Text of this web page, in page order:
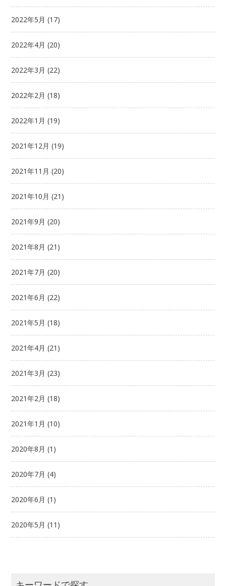
2022年5月 (17)
2022年4月 (20)
2022年3月 (22)
2022年2月 (18)
2022年1月 (19)
2021年12月 (19)
2021年11月 (20)
2021年10月 (21)
2021年9月 (20)
2021年8月 (21)
2021年7月 (20)
2021年6月 (22)
2021年5月 (18)
2021年4月 (21)
2021年3月 (23)
2021年2月 (18)
2021年1月 (10)
2020年8月 (1)
2020年7月 (4)
2020年6月 (1)
2020年5月 (11)